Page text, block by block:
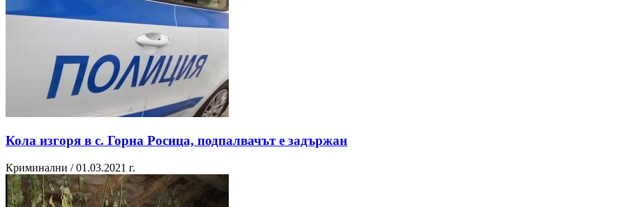
Кола изгоря в с. Горна Росица, подпалвачът е задържан
Криминални / 01.03.2021 г.